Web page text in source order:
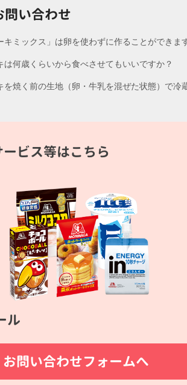
問い合わせ
キミックス」は卵を使わずに作ることができま
は何歳くらいから食べさせてもいいですか？
を焼く前の生地（卵・牛乳を混ぜた状態）で冷
ビス等はこちら
ル
お問い合わせフォームへ